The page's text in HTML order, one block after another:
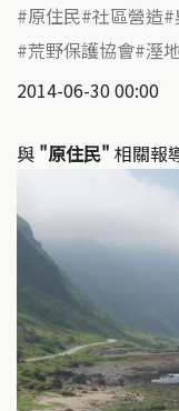
原住民 社區營造
荒野保護協會 溼
2014-06-30 00:00
與 "原住民" 相關報